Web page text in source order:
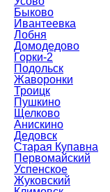
Быково
Ивантеевка
Лобня
Домодедово
Горки-2
Подольск
Жаворонки
Троицк
Пушкино
Щелково
Анискино
Дедовск
Старая Купавна
Первомайский
Успенское
Жуковский